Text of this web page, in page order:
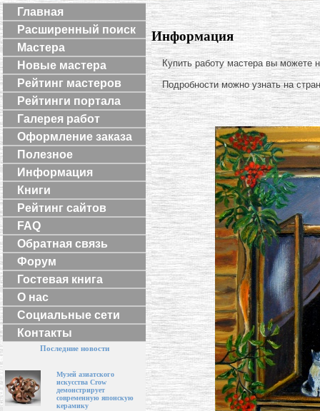
Главная
Расширенный поиск
Мастера
Новые мастера
Рейтинг мастеров
Рейтинги портала
Галерея работ
Оформление заказа
Полезное
Информация
Книги
Рейтинг сайтов
FAQ
Обратная связь
Форум
Гостевая книга
О нас
Социальные сети
Контакты
Последние новости
Музей азиатского
искусства Crow
демонстрирует
современную японскую
керамику
Информация
Купить работу мастера вы можете
Подробности можно узнать на